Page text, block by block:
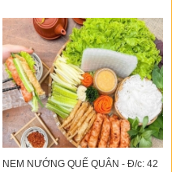
NEM NƯỚNG QUẾ QUÂN - Đ/c: 42